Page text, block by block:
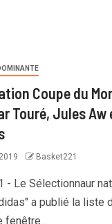
Coupe du
Touré, Jules
Basket221
- Le Sélectionnaur
a publié la liste
fenêtre...